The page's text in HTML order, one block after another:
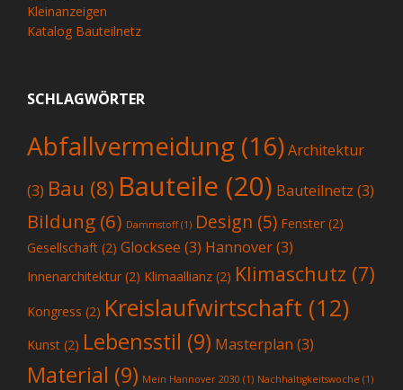
Kleinanzeigen
Katalog Bauteilnetz
SCHLAGWÖRTER
Abfallvermeidung (16)Architektur
(3) Bau (8) Bauteile (20) Bauteilnetz (3)
Bildung (6) Dammstoff(1) Design (5) Fenster (2)
Gesellschaft (2) Glocksee (3) Hannover(3)
Innenarchitektur (2) Klimaallianz (2) Klimaschutz (7)
Kongress (2) Kreislaufwirtschaft (12)
Kunst (2) Lebensstil (9) Masterplan (3)
Material (9) Mein Hannover 2030 (1) Nachhaltigkeitswoche (1)